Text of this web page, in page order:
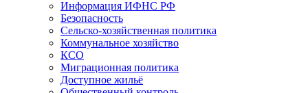
Информация ИФНС РФ
Безопасность
Сельско-хозяйственная политика
Коммунальное хозяйство
КСО
Миграционная политика
Доступное жильё